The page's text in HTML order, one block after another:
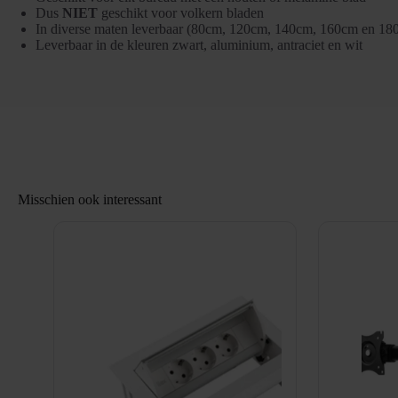
Dus NIET geschikt voor volkern bladen
In diverse maten leverbaar (80cm, 120cm, 140cm, 160cm en
Leverbaar in de kleuren zwart, aluminium, antraciet en wit
Misschien ook interessant